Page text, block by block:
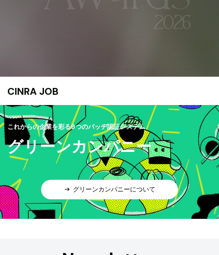
CINRA JOB
これからの企業を彩る9つのバッヂ認証システム
グリーンカンパニー
グリーンカンパニーについて